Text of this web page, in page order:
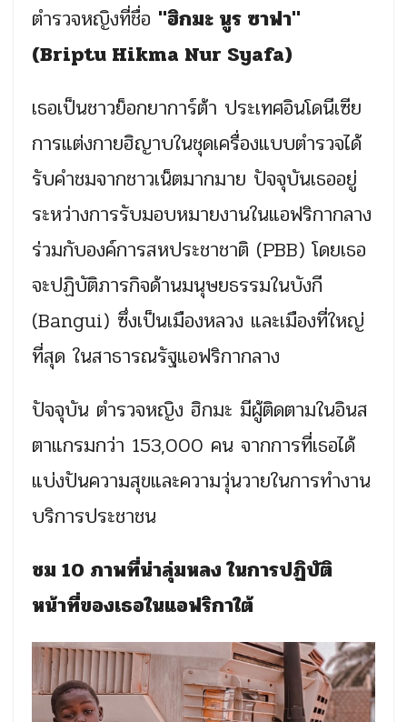
ตำรวจหญิงที่ชื่อ "ฮิกมะ นูร ซาฟา"
(Briptu Hikma Nur Syafa)
เธอเป็นชาวย็อกยาการ์ต้า ประเทศอินโดนีเซีย
การแต่งกายฮิญาบในชุดเครื่องแบบตำรวจได้
รับคำชมจากชาวเน็ตมากมาย ปัจจุบันเธออยู่
ระหว่างการรับมอบหมายงานในแอฟริกากลาง
ร่วมกับองค์การสหประชาชาติ (PBB) โดยเธอ
จะปฏิบัติภารกิจด้านมนุษยธรรมในบังกี
(Bangui) ซึ่งเป็นเมืองหลวง และเมืองที่ใหญ่
ที่สุด ในสาธารณรัฐแอฟริกากลาง
ปัจจุบัน ตำรวจหญิง ฮิกมะ มีผู้ติดตามในอินส
ตาแกรมกว่า 153,000 คน จากการที่เธอได้
แบ่งปันความสุขและความวุ่นวายในการทำงาน
บริการประชาชน
ชม 10 ภาพที่น่าลุ่มหลง ในการปฏิบัติ
หน้าที่ของเธอในแอฟริกาใต้